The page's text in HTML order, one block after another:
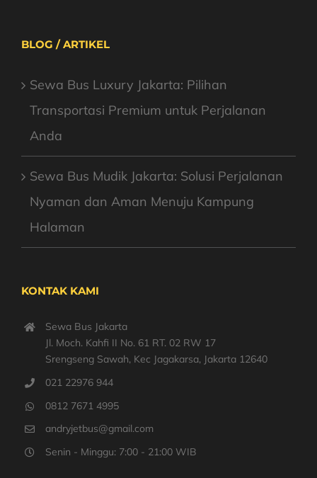
BLOG / ARTIKEL
Sewa Bus Luxury Jakarta: Pilihan
Transportasi Premium untuk Perjalanan
Anda
Sewa Bus Mudik Jakarta: Solusi Perjalanan
Nyaman dan Aman Menuju Kampung
Halaman
KONTAK KAMI
Sewa Bus Jakarta
Jl. Moch. Kahfi II No. 61 RT. 02 RW 17
Srengseng Sawah, Kec Jagakarsa, Jakarta 12640
021 22976 944
0812 7671 4995
andryjetbus@gmail.com
Senin - Minggu: 7:00 - 21:00 WIB